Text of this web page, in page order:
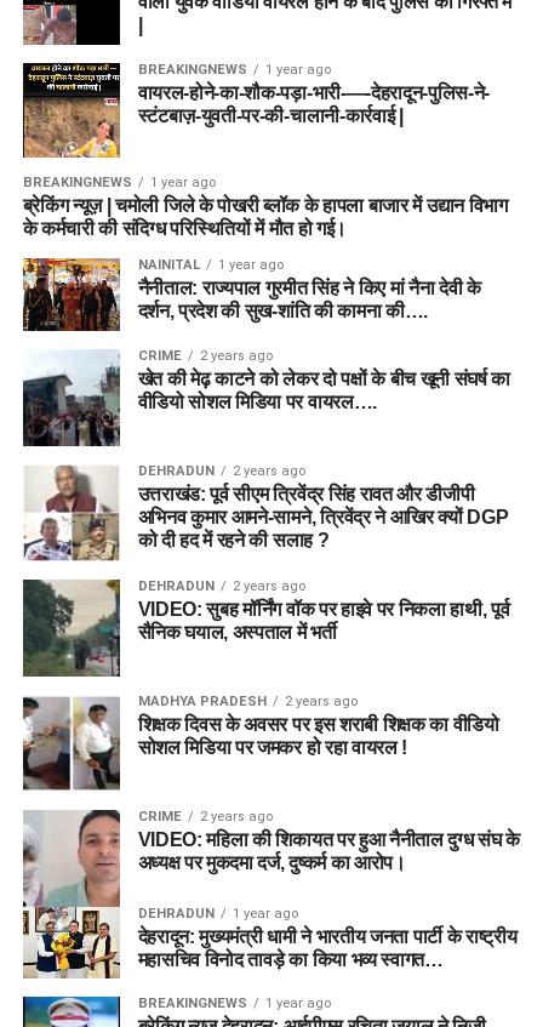
BREAKINGNEWS 1 year ago
वायरल-होने-का-शौक-पड़ा-भारी-—-देहरादून-पुलिस-ने-
स्टंटबाज़-युवती-पर-की-चालानी-कार्रवाई |
BREAKINGNEWS 1 year ago
ब्रेकिंग न्यूज़ | चमोली जिले के पोखरी ब्लॉक के हापला बाजार में उद्यान विभाग
के कर्मचारी की संदिग्ध परिस्थितियों में मौत हो गई।
NAINITAL 1 year ago
नैनीताल: राज्यपाल गुरमीत सिंह ने किए मां नैना देवी के
दर्शन, प्रदेश की सुख-शांति की कामना की….
CRIME 2 years ago
खेत की मेढ़ काटने को लेकर दो पक्षों के बीच खूनी संघर्ष का
वीडियो सोशल मिडिया पर वायरल….
DEHRADUN 2 years ago
उत्तराखंड: पूर्व सीएम त्रिवेंद्र सिंह रावत और डीजीपी
अभिनव कुमार आमने-सामने, त्रिवेंद्र ने आखिर क्यों DGP
को दी हद में रहने की सलाह ?
DEHRADUN 2 years ago
VIDEO: सुबह मॉर्निंग वॉक पर हाइवे पर निकला हाथी, पूर्व
सैनिक घयाल, अस्पताल में भर्ती
MADHYA PRADESH 2 years ago
शिक्षक दिवस के अवसर पर इस शराबी शिक्षक का वीडियो
सोशल मिडिया पर जमकर हो रहा वायरल !
CRIME 2 years ago
VIDEO: महिला की शिकायत पर हुआ नैनीताल दुग्ध संघ के
अध्यक्ष पर मुकदमा दर्ज, दुष्कर्म का आरोप।
DEHRADUN 1 year ago
देहरादून: मुख्यमंत्री धामी ने भारतीय जनता पार्टी के राष्ट्रीय
महासचिव विनोद तावड़े का किया भव्य स्वागत…
BREAKINGNEWS 1 year ago